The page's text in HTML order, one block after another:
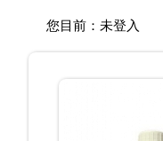
您目前： 未登入